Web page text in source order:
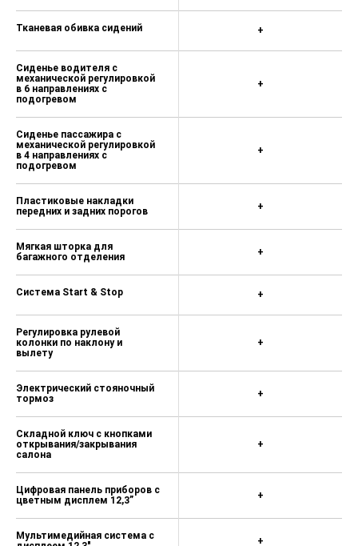
Тканевая обивка сидений
Сиденье водителя с
механической регулировкой
в 6 направлениях с
подогревом
Сиденье пассажира с
механической регулировкой
в 4 направлениях с
подогревом
Пластиковые накладки
передних и задних порогов
Мягкая шторка для
багажного отделения
Система Start & Stop
Регулировка рулевой
колонки по наклону и
вылету
Электрический стояночный
тормоз
Складной ключ с кнопками
открывания/закрывания
салона
Цифровая панель приборов с
цветным дисплем 12,3”
Мультимедийная система с
+
+
+
+
+
+
+
+
+
+
+